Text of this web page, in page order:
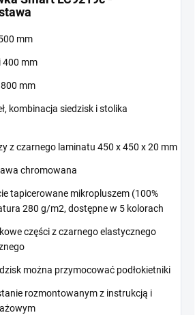
mm
400 mm
mm
kombinacja siedzisk i stolika
z czarnego laminatu 450 x 450 x 20 mm
chromowana
tapicerowane mikropluszem (100%
280 g/m2, dostępne w 5 kolorach
części z czarnego elastycznego
można przymocować podłokietniki
rozmontowanym z instrukcją i